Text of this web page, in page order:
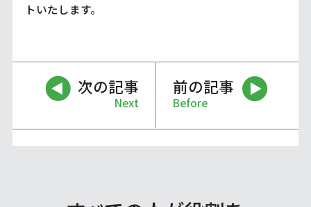
トいたします。
次の記事
Next
前の記事
Before